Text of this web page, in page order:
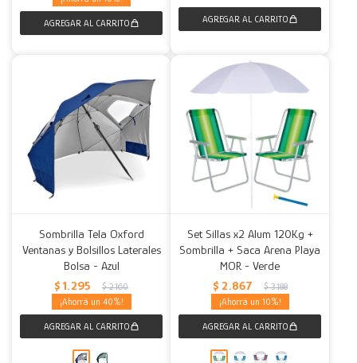
Sombrilla Tela Oxford
Ventanas y Bolsillos Laterales
Bolsa - Azul
$ 1.295 $ 2.160
40
Set Sillas x2 Alum 120Kg +
Sombrilla + Saca Arena Playa
MOR - Verde
$ 2.867 $ 3.188
10